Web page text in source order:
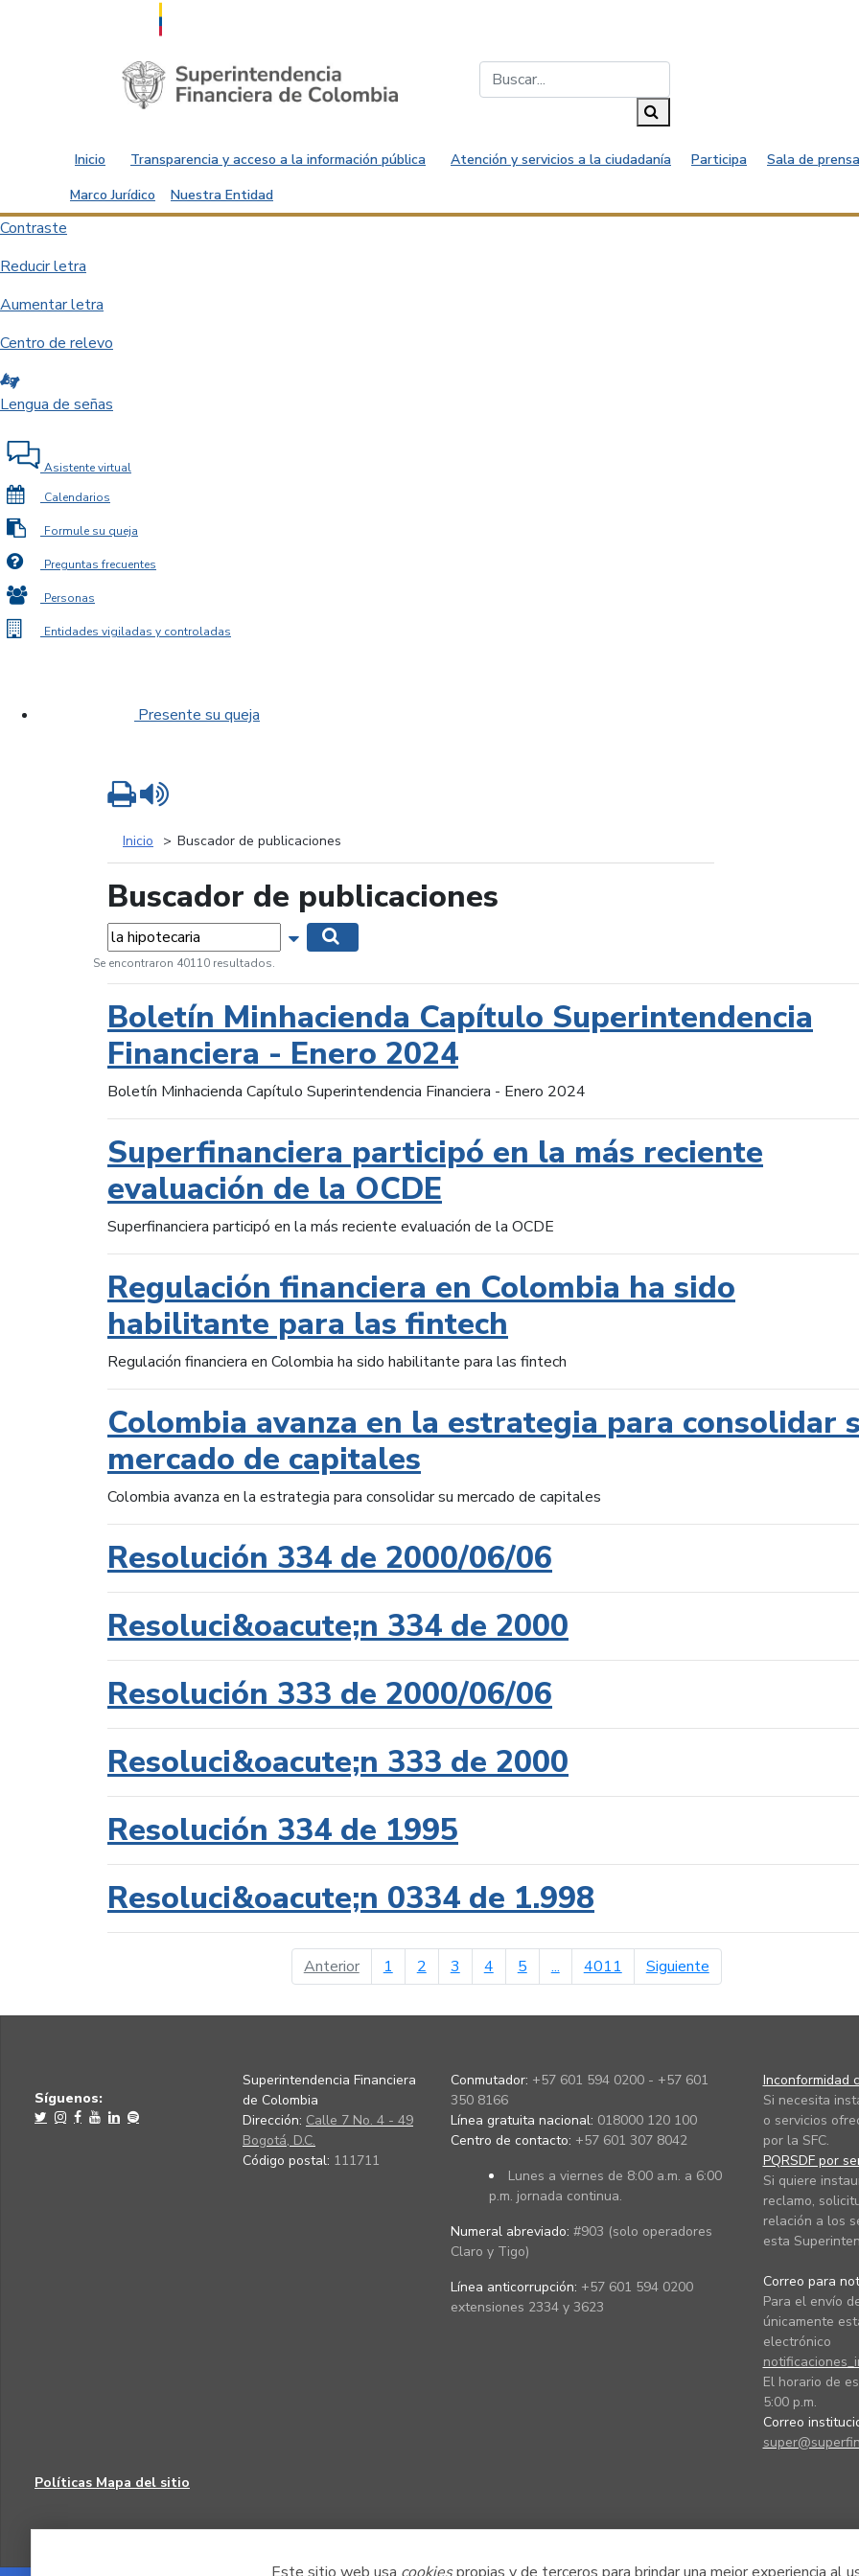
Saltar al contenido principal
Inicio Transparencia y acceso a la información pública Atención y servicios a la ciudadanía Participa
Sala de
Marco Jurídico
Nuestra Entidad
Contraste
Reducir letra
Aumentar letra
Centro de relevo
Lengua de señas
Asistente virtual
Calendarios
Formule su queja
Preguntas frecuentes
Personas
Entidades vigiladas y controladas
Presente su queja
Inicio Buscador de publicaciones
Buscador de publicaciones
Palabras... Mostrar opciones de búsqueda
Se encontraron 40110 resultados.
Boletín Minhacienda Capítulo Superintendencia
Financiera - Enero 2024
Boletín Minhacienda Capítulo Superintendencia Financiera - Enero 2024
Superfinanciera participó en la más reciente
evaluación de la OCDE
Superfinanciera participó en la más reciente evaluación de la OCDE
Regulación financiera en Colombia ha sido
habilitante para las fintech
Regulación financiera en Colombia ha sido habilitante para las fintech
Colombia avanza en la estrategia para consolidar
mercado de capitales
Colombia avanza en la estrategia para consolidar su mercado de capitales
Resolución 334 de 2000/06/06
Resoluci&oacute;n 334 de 2000
Resolución 333 de 2000/06/06
Resoluci&oacute;n 333 de 2000
Resolución 334 de 1995
Resoluci&oacute;n 0334 de 1.998
Anteriorpágina anterior
1 2 3 4 5 ... 4011 Siguientepágina siguiente
Imprimir
Síguenos:
Superintendencia Financiera
de Colombia
Dirección: Calle 7 No. 4 - 49
Bogotá, D.C.
Código postal: 111711
Conmutador: +57 601 594 0200 - +57 601
350 8166
Línea gratuita nacional: 018000 120 100
Centro de contacto: +57 601 307 8042
Lunes a viernes de 8:00 a.m. a 6:00
p.m. jornada continua.
Numeral abreviado: #903 (solo operadores
Claro y Tigo)
Línea anticorrupción: +57 601 594 0200
extensiones 2334 y 3623
Inconformidad
Si necesita
o servicios
por la SFC.
PQRSDF por
Si quiere
reclamo,
relación a los
esta
Correo para
Para el envío
únicamente
electrónico
El horario de
5:00 p.m.
Correo
Políticas Mapa del sitio